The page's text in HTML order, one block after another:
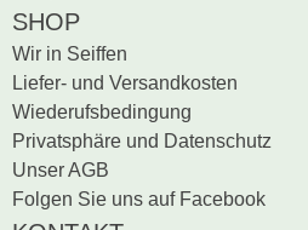
SHOP
Wir in Seiffen
Liefer- und Versandkosten
Wiederufsbedingung
Privatsphäre und Datenschutz
Unser AGB
Folgen Sie uns auf Facebook